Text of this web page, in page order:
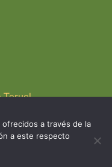
Teruel
a través de la
a este respecto